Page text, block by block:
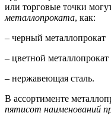
или торговые точки
металлопроката, как:
– черный металлопрокат
– цветной металлопрокат
– нержавеющая сталь.
В ассортименте
пятисот наименований